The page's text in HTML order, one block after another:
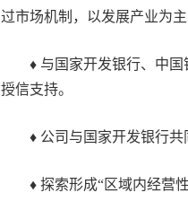
过市场机制，以发展产业为
♦ 与国家开发银行、中国
授信支持。
♦ 公司与国家开发银行共
♦ 探索形成“区域内经营性